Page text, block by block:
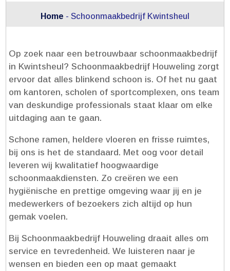
Home - Schoonmaakbedrijf Kwintsheul
Op zoek naar een betrouwbaar schoonmaakbedrijf
in Kwintsheul? Schoonmaakbedrijf Houweling zorgt
ervoor dat alles blinkend schoon is.​ Of het nu gaat
om kantoren, scholen of sportcomplexen, ons team
van deskundige professionals staat klaar om elke
uitdaging aan te gaan.​
Schone ramen, heldere vloeren en frisse ruimtes,
bij ons is het de standaard.​ Met oog voor detail
leveren wij kwalitatief hoogwaardige
schoonmaakdiensten.​ Zo creëren we een
hygiënische en prettige omgeving waar jij en je
medewerkers of bezoekers zich altijd op hun
gemak voelen.​
Bij Schoonmaakbedrijf Houweling draait alles om
service en tevredenheid.​ We luisteren naar je
wensen en bieden een op maat gemaakt